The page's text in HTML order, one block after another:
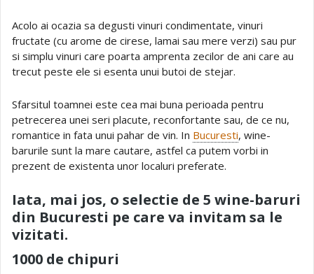
Acolo ai ocazia sa degusti vinuri condimentate, vinuri
fructate (cu arome de cirese, lamai sau mere verzi) sau pur
si simplu vinuri care poarta amprenta zecilor de ani care au
trecut peste ele si esenta unui butoi de stejar.
Sfarsitul toamnei este cea mai buna perioada pentru
petrecerea unei seri placute, reconfortante sau, de ce nu,
romantice in fata unui pahar de vin. In Bucuresti, wine-
barurile sunt la mare cautare, astfel ca putem vorbi in
prezent de existenta unor localuri preferate.
Iata, mai jos, o selectie de 5 wine-baruri
din Bucuresti pe care va invitam sa le
vizitati.
1000 de chipuri